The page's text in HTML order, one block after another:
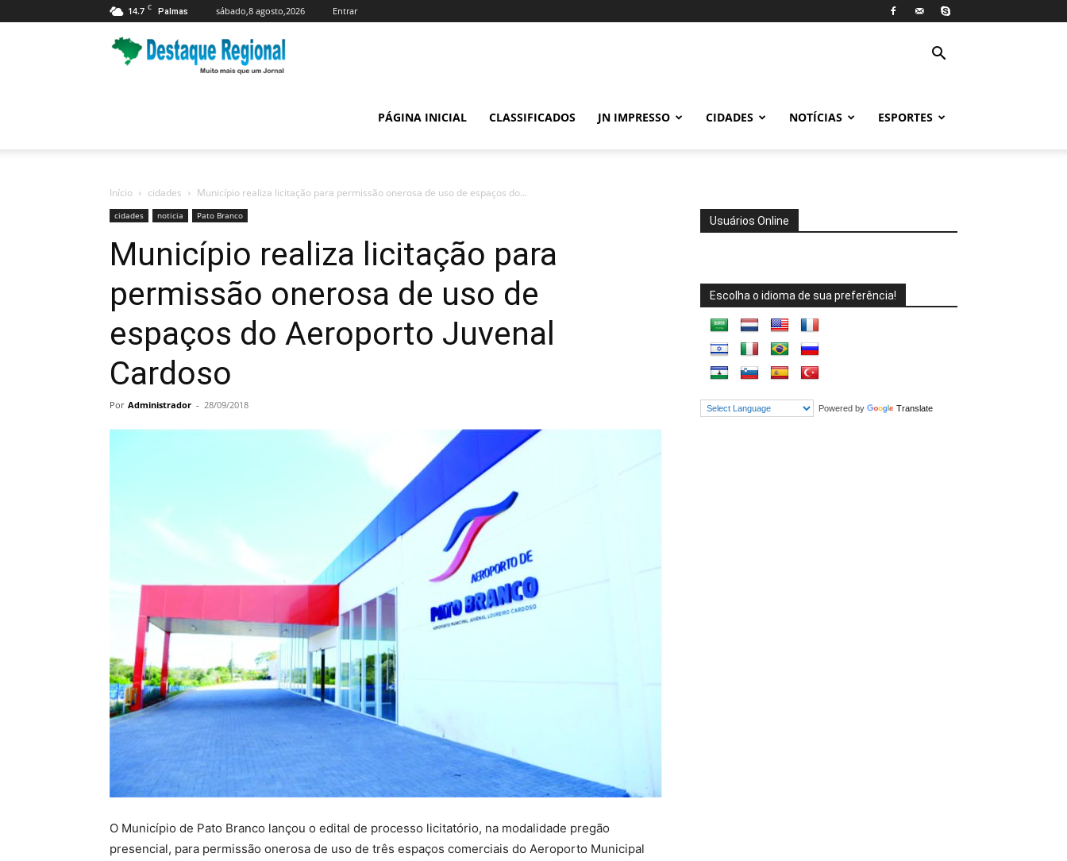
14.7 C Palmas sábado,8 agosto,2026 Entrar
PÁGINA INICIAL CLASSIFICADOS JN IMPRESSO CIDADES NOTÍCIAS ESPORTES
Início cidades Município realiza licitação para permissão onerosa de uso de espaços do...
cidades noticia Pato Branco
Município realiza licitação para
permissão onerosa de uso de
espaços do Aeroporto Juvenal
Cardoso
Por Administrador - 28/09/2018
O Município de Pato Branco lançou o edital de processo licitatório, na modalidade pregão
presencial, para permissão onerosa de uso de três espaços comerciais do Aeroporto Municipal
Usuários Online
Escolha o idioma de sua preferência!
Powered by Translate